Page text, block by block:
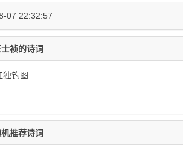
07 22:32:57
祯的诗词
独钓图
机推荐诗词